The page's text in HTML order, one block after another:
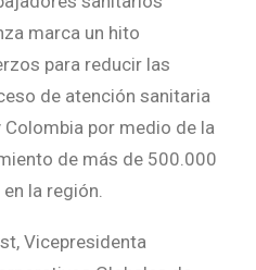
marca un hito
para reducir las
de atención sanitaria
por medio de la
de más de 500.000
la región.
Vicepresidenta